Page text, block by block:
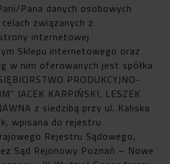
Pana danych osobowych
związanych z
internetowej
Sklepu internetowego oraz
w nim oferowanych jest spółka
PRODUKCYJNO-
JACEK KARPIŃSKI, LESZEK
z siedzibą przy ul. Kaliska
wpisana do rejestru
Rejestru Sądowego,
Sąd Rejonowy Poznań – Nowe